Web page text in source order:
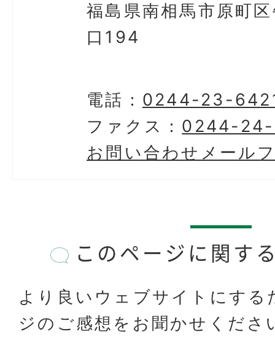
福島県南相馬市原町
口194
電話： 0244-23-
ファクス： 0244-
お問い合わせメール
このページに関す
より良いウェブサイトにする
ジのご感想をお聞かせくださ